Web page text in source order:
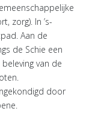
zorg). In ’s-
Aan de
de Schie een
van de
door